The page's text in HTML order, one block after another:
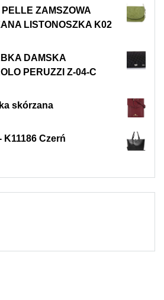
ZAMSZOWA
LISTONOSZKA K02
DAMSKA
PERUZZI Z-04-C
skórzana
K11186 Czerń